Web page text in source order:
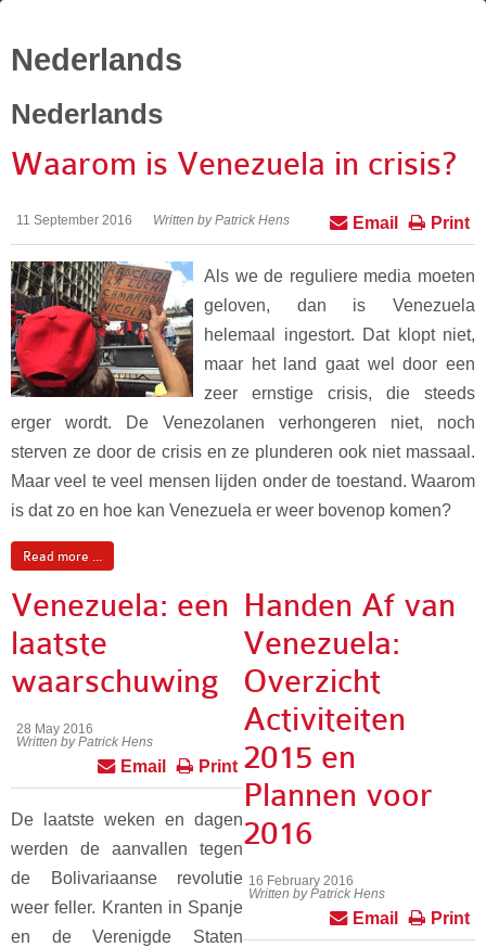
Nederlands
Nederlands
Waarom is Venezuela in crisis?
11 September 2016 Written by Patrick Hens Print
Email
Als we de reguliere media moeten
geloven, dan is Venezuela
helemaal ingestort. Dat klopt niet,
maar het land gaat wel door een
zeer ernstige crisis, die steeds
erger wordt. De Venezolanen verhongeren niet, noch
sterven ze door de crisis en ze plunderen ook niet massaal.
Maar veel te veel mensen lijden onder de toestand. Waarom
is dat zo en hoe kan Venezuela er weer bovenop komen?
Read more ...
Venezuela: een
laatste
waarschuwing
28 May 2016
Written by Patrick Hens
Print
Email
De laatste weken en dagen
werden de aanvallen tegen
de Bolivariaanse revolutie
weer feller. Kranten in Spanje
en de Verenigde Staten
Handen Af van
Venezuela:
Overzicht
Activiteiten
2015 en
Plannen voor
2016
16 February 2016
Written by Patrick Hens
Print
Email